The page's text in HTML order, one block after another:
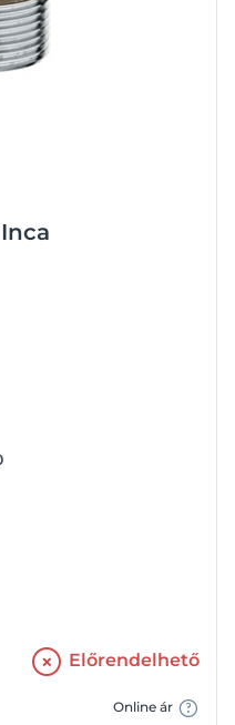
Előrendelhető
Online ár